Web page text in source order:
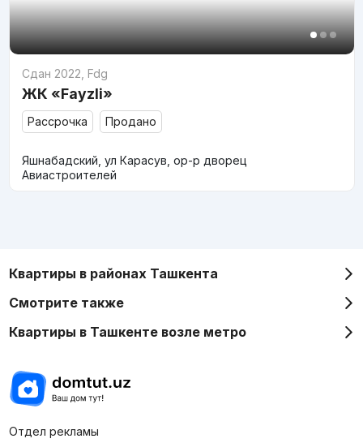
Сдан 2022 Fdg
ЖК «Fayzli»
Рассрочка Продано
Яшнабадский, ул Карасув, ор-р дворец
Авиастроителей
Квартиры в районах Ташкента
Смотрите также
Квартиры в Ташкенте возле метро
Отдел рекламы